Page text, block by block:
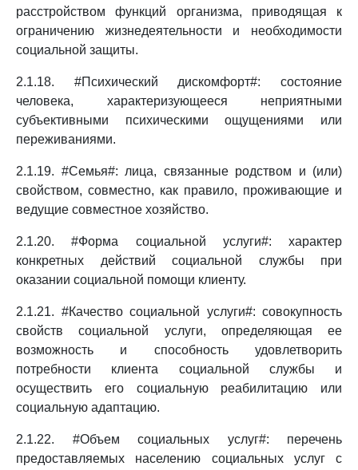
расстройством функций организма, приводящая к
ограничению жизнедеятельности и необходимости
социальной защиты.
2.1.18. #Психический дискомфорт#: состояние
человека, характеризующееся неприятными
субъективными психическими ощущениями или
переживаниями.
2.1.19. #Семья#: лица, связанные родством и (или)
свойством, совместно, как правило, проживающие и
ведущие совместное хозяйство.
2.1.20. #Форма социальной услуги#: характер
конкретных действий социальной службы при
оказании социальной помощи клиенту.
2.1.21. #Качество социальной услуги#: совокупность
свойств социальной услуги, определяющая ее
возможность и способность удовлетворить
потребности клиента социальной службы и
осуществить его социальную реабилитацию или
социальную адаптацию.
2.1.22. #Объем социальных услуг#: перечень
предоставляемых населению социальных услуг с